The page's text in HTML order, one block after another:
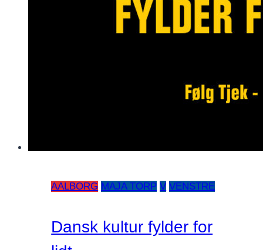
AALBORG MAJA TORP V VENSTRE
Dansk kultur fylder for